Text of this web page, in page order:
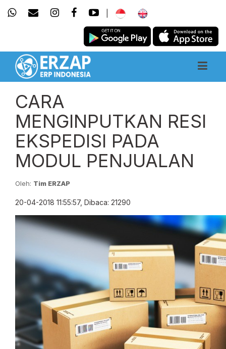
CARA
MENGINPUTKAN RESI
EKSPEDISI PADA
MODUL PENJUALAN
Oleh: Tim ERZAP
20-04-2018 11:55:57, Dibaca: 21290